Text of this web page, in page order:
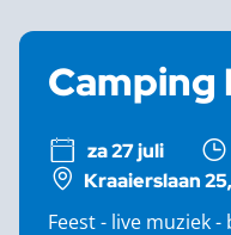
Camping
za 27 juli
Kraaierslaan
Feest - live muziek -